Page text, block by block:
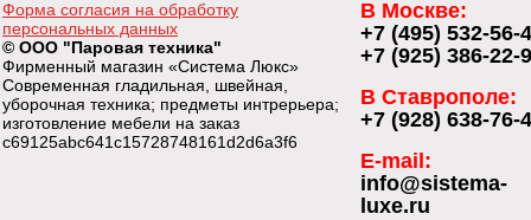
Форма согласия на обработку
персональных данных
© ООО "Паровая техника"
Фирменный магазин «Система Люкс»
Современная гладильная, швейная,
уборочная техника; предметы интрерьера;
изготовление мебели на заказ
c69125abc641c15728748161d2d6a3f6
В Москве:
+7 (495) 532-56-
+7 (925) 386-22-
В Ставрополе:
+7 (928) 638-76-
E-mail:
info@sistema-
luxe.ru